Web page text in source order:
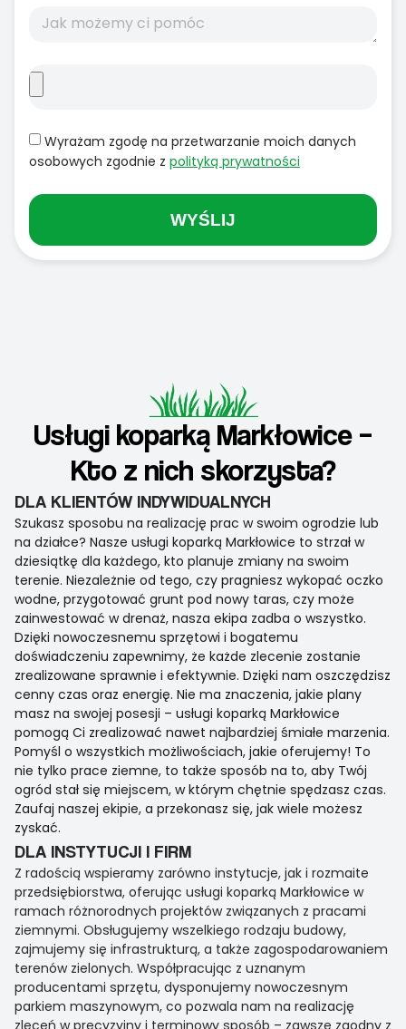
Wyrażam zgodę na przetwarzanie moich danych
osobowych zgodnie z polityką prywatności
WYŚLIJ
Usługi koparką Markłowice –
Kto z nich skorzysta?
DLA KLIENTÓW INDYWIDUALNYCH
Szukasz sposobu na realizację prac w swoim ogrodzie lub
na działce? Nasze usługi koparką Markłowice to strzał w
dziesiątkę dla każdego, kto planuje zmiany na swoim
terenie. Niezależnie od tego, czy pragniesz wykopać oczko
wodne, przygotować grunt pod nowy taras, czy może
zainwestować w drenaż, nasza ekipa zadba o wszystko.
Dzięki nowoczesnemu sprzętowi i bogatemu
doświadczeniu zapewnimy, że każde zlecenie zostanie
zrealizowane sprawnie i efektywnie. Dzięki nam oszczędzisz
cenny czas oraz energię. Nie ma znaczenia, jakie plany
masz na swojej posesji – usługi koparką Markłowice
pomogą Ci zrealizować nawet najbardziej śmiałe marzenia.
Pomyśl o wszystkich możliwościach, jakie oferujemy! To
nie tylko prace ziemne, to także sposób na to, aby Twój
ogród stał się miejscem, w którym chętnie spędzasz czas.
Zaufaj naszej ekipie, a przekonasz się, jak wiele możesz
zyskać.
DLA INSTYTUCJI I FIRM
Z radością wspieramy zarówno instytucje, jak i rozmaite
przedsiębiorstwa, oferując usługi koparką Markłowice w
ramach różnorodnych projektów związanych z pracami
ziemnymi. Obsługujemy wszelkiego rodzaju budowy,
zajmujemy się infrastrukturą, a także zagospodarowaniem
terenów zielonych. Współpracując z uznanym
producentami sprzętu, dysponujemy nowoczesnym
parkiem maszynowym, co pozwala nam na realizację